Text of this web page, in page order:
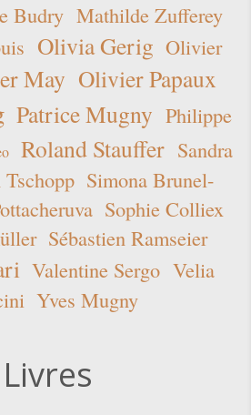
Budry Mathilde Zufferey
Olivia Gerig Olivier
May Olivier Papaux
Patrice Mugny Philippe
Roland Stauffer Sandra
Tschopp Simona Brunel-
Sophie Colliex
Sébastien Ramseier
Valentine Sergo Velia
Yves Mugny
Livres